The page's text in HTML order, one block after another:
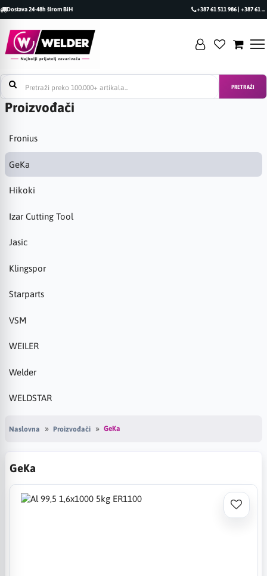
Dostava 24-48h širom BiH +387 61 511 986 | +387 61 493 470
PRETRAŽI
Proizvođači
Fronius
GeKa
Hikoki
Izar Cutting Tool
Jasic
Klingspor
Starparts
VSM
WEILER
Welder
WELDSTAR
Naslovna Proizvođači GeKa
GeKa